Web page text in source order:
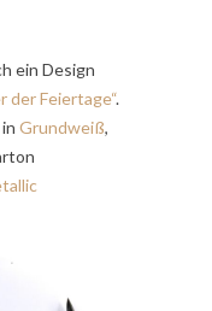
ein Design
der Feiertage“.
Grundweiß,